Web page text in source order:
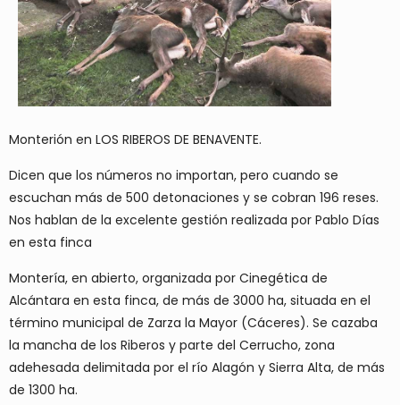
Monterión en LOS RIBEROS DE BENAVENTE.
Dicen que los números no importan, pero cuando se
escuchan más de 500 detonaciones y se cobran 196 reses.
Nos hablan de la excelente gestión realizada por Pablo Días
en esta finca
Montería, en abierto, organizada por Cinegética de
Alcántara en esta finca, de más de 3000 ha, situada en el
término municipal de Zarza la Mayor (Cáceres). Se cazaba
la mancha de los Riberos y parte del Cerrucho, zona
adehesada delimitada por el río Alagón y Sierra Alta, de más
de 1300 ha.